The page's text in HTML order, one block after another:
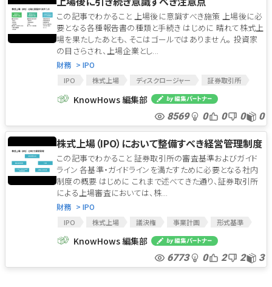
この記事でわかること 上場後に意識すべき施策 上場後に必
要となる各種報告書の種類と手続き はじめに 晴れて株式上
場を果たしたあとも、そこはゴールではありません。 投資家
の目さらされ、上場企業とし...
財務 > IPO
IPO 株式上場 ディスクロージャー
証券取引所
情報開示
インサイダー取引
金融商取引法
IR戦略 取締役
KnowHows 編集部
8569 0 0 0 0
株式上場（IPO）において整備すべき経営管理制度
この記事でわかること 証券取引所の審査基準およびガイド
ライン 各基準・ガイドラインを満たすために必要となる社内
制度の概要 はじめに これまで述べてきた通り、証券取引所
による上場審査においては、株...
財務 > IPO
IPO 株式上場 議決権 事業計画
形式基準
実質基準
証券取引所
情報開示
コーポレート・ガバナンス
内部管理体制
KnowHows 編集部
6773 0 2 2 3